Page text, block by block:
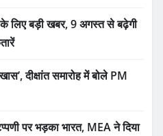
लिए बड़ी खबर, 9 अगस्त से बढ़ेगी
दीक्षांत समारोह में बोले PM
पर भड़का भारत, MEA ने दिया